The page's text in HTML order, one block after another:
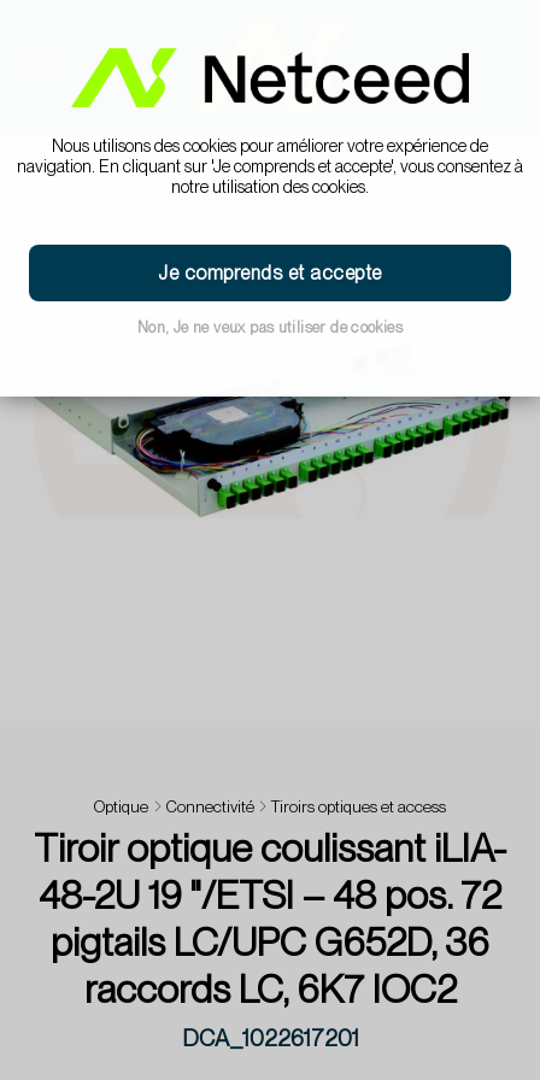
Nous utilisons des cookies pour améliorer votre expérience de
navigation. En cliquant sur 'Je comprends et accepte', vous consentez à
notre utilisation des cookies.
Je comprends et accepte
Non, Je ne veux pas utiliser de cookies
Optique Connectivité Tiroirs optiques et access
Tiroir optique coulissant iLIA-
48-2U 19 "/ETSI – 48 pos. 72
pigtails LC/UPC G652D, 36
raccords LC, 6K7 IOC2
DCA_1022617201